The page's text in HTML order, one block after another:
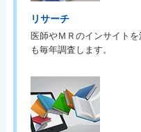
リサーチ
医師やＭＲのインサイト
も毎年調査します。